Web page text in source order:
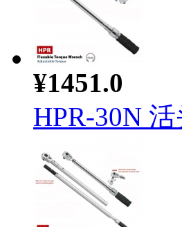
¥1451.0
HPR-30N